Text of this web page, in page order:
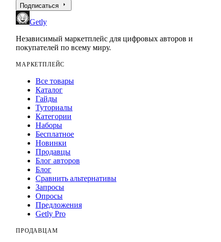
Подписаться arrow_right
Getly
Независимый маркетплейс для цифровых авторов и
покупателей по всему миру.
МАРКЕТПЛЕЙС
Все товары
Каталог
Гайды
Туториалы
Категории
Наборы
Бесплатное
Новинки
Продавцы
Блог авторов
Блог
Сравнить альтернативы
Запросы
Опросы
Предложения
Getly Pro
ПРОДАВЦАМ